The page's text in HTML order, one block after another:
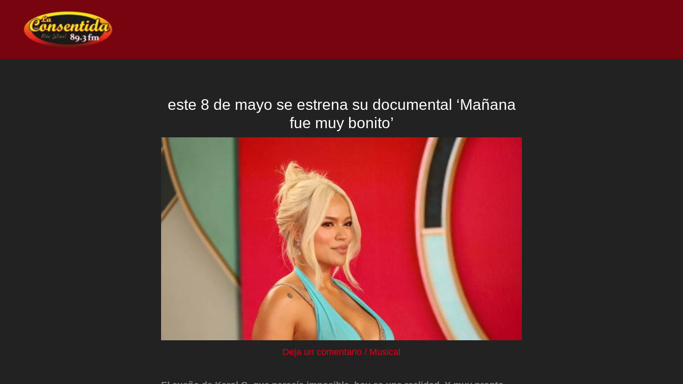
contenido
este 8 de mayo se estrena su documental ‘Mañana
fue muy bonito’
Deja un comentario / Musical